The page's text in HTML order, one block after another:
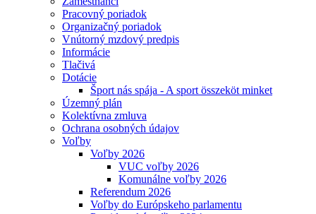
Pracovný poriadok
Organizačný poriadok
Vnútorný mzdový predpis
Informácie
Tlačivá
Dotácie
Šport nás spája - A sport összeköt minket
Územný plán
Kolektívna zmluva
Ochrana osobných údajov
Voľby
Voľby 2026
VUC voľby 2026
Komunálne voľby 2026
Referendum 2026
Voľby do Európskeho parlamentu